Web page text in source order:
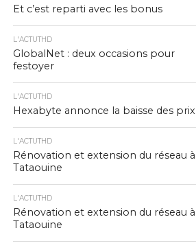
Et c’est reparti avec les bonus
L'ACTUTHD
GlobalNet : deux occasions pour
festoyer
L'ACTUTHD
Hexabyte annonce la baisse des prix
L'ACTUTHD
Rénovation et extension du réseau à
Tataouine
L'ACTUTHD
Rénovation et extension du réseau à
Tataouine